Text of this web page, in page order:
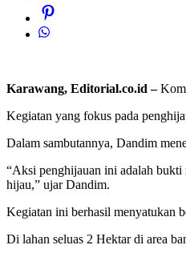
Karawang, Editorial.co.id –
Kegiatan yang fokus pada
Dalam sambutannya, Dandim
“Aksi penghijauan ini adalah bukti
hijau,” ujar Dandim.
Kegiatan ini berhasil menyatukan
Di lahan seluas 2 Hektar di area